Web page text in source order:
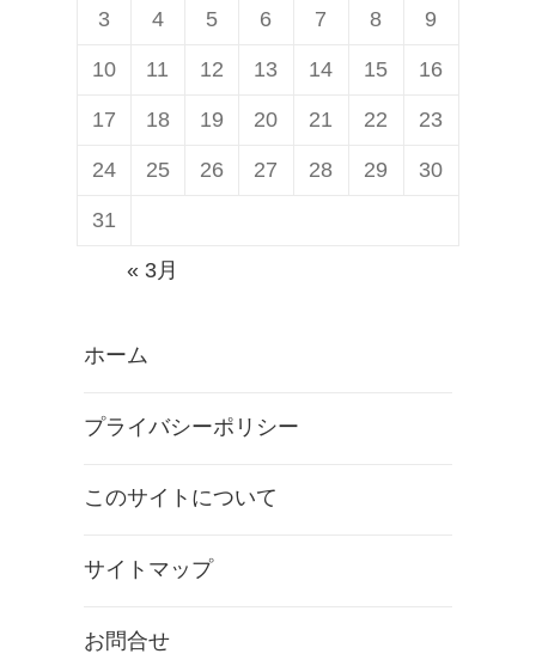
3 4 5 6 7 8 9
10 11 12 13 14 15 16
17 18 19 20 21 22 23
24 25 26 27 28 29 30
31
« 3月
ホーム
プライバシーポリシー
このサイトについて
サイトマップ
お問合せ